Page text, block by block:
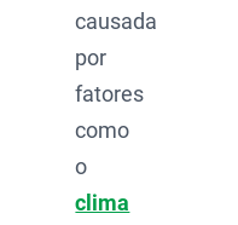
causada
por
fatores
como
o
clima